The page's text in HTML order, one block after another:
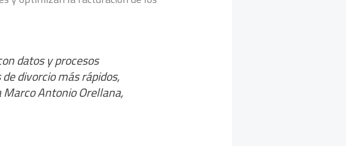
datos y procesos
divorcio más rápidos,
Antonio Orellana,